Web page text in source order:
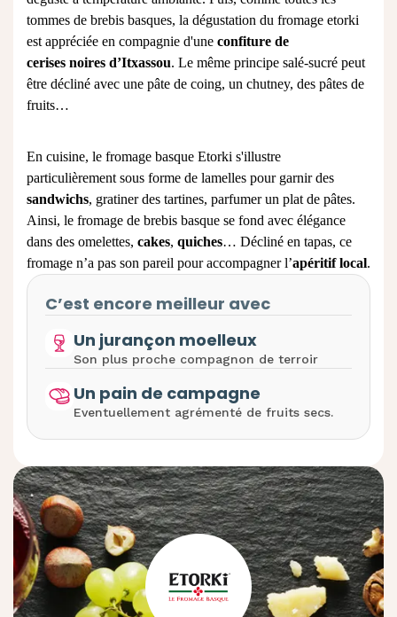
tommes de brebis basques, la dégustation du fromage etorki
est appréciée en compagnie d'une confiture de
cerises noires d’Itxassou. Le même principe salé-sucré peut
être décliné avec une pâte de coing, un chutney, des pâtes de
fruits…
En cuisine, le fromage basque Etorki s'illustre
particulièrement sous forme de lamelles pour garnir des
sandwichs, gratiner des tartines, parfumer un plat de pâtes.
Ainsi, le fromage de brebis basque se fond avec élégance
dans des omelettes, cakes, quiches… Décliné en tapas, ce
fromage n’a pas son pareil pour accompagner l’apéritif local.
C’est encore meilleur avec
Un jurançon moelleux
Son plus proche compagnon de terroir
Un pain de campagne
Eventuellement agrémenté de fruits secs.